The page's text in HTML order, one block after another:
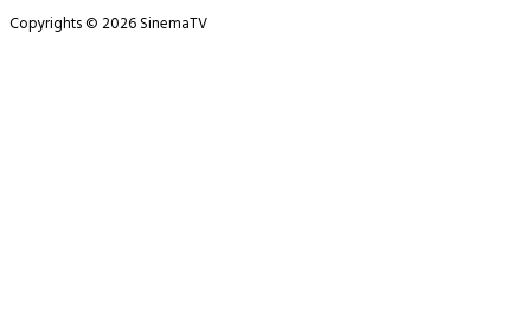
Copyrights © 2026 SinemaTV